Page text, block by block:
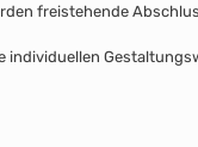
freistehende
individuellen